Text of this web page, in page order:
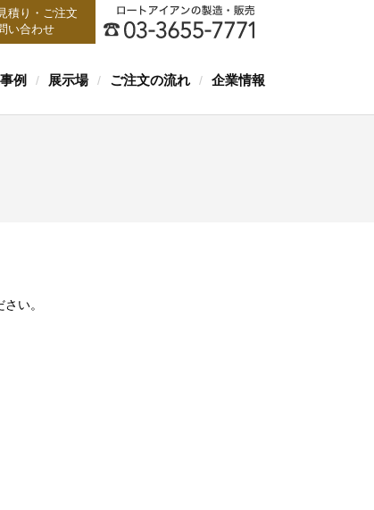
積り・ご注文
い合わせ
例 / 展示場 / ご注文の流れ / 企業情報
い。